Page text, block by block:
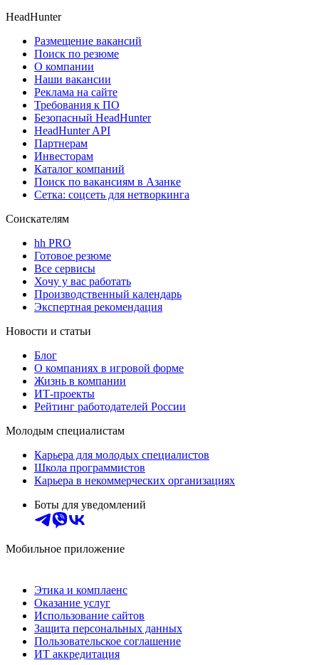
HeadHunter
Размещение вакансий
Поиск по резюме
О компании
Наши вакансии
Реклама на сайте
Требования к ПО
Безопасный HeadHunter
HeadHunter API
Партнерам
Инвесторам
Каталог компаний
Поиск по вакансиям в Азанке
Сетка: соцсеть для нетворкинга
Соискателям
hh PRO
Готовое резюме
Все сервисы
Хочу у вас работать
Производственный календарь
Экспертная рекомендация
Новости и статьи
Блог
О компаниях в игровой форме
Жизнь в компании
ИТ-проекты
Рейтинг работодателей России
Молодым специалистам
Карьера для молодых специалистов
Школа программистов
Карьера в некоммерческих организациях
Боты для уведомлений
Мобильное приложение
Этика и комплаенс
Оказание услуг
Использование сайтов
Защита персональных данных
Пользовательское соглашение
ИТ аккредитация